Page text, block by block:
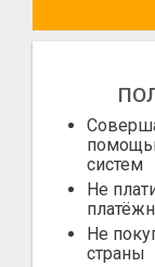
систем
Не
Не
страны